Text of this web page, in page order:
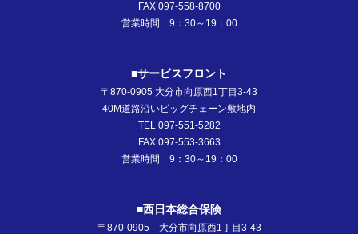
FAX 097-558-8700
営業時間 9：30～19：00
■サービスフロント
〒870-0905 大分市向原西1丁目3-43
40M道路沿いビッグチェーン敷地内
TEL 097-551-5282
FAX 097-553-3663
営業時間 9：30～19：00
■西日本総合保険
〒870-0905 大分市向原西1丁目3-43